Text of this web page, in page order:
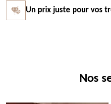
Un prix juste pour vos
Nos